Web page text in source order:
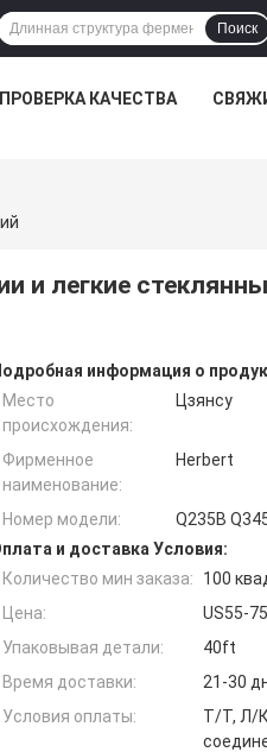
Поиск
ПРОВЕРКА КАЧЕСТВА
и легкие
информация о
Место
происхождения:
Цзянсу
Фирменное
наименование:
Herbert
Номер модели:
Q235B
и доставка Условия:
Количество мин заказа:
100
Цена:
US55-
Упаковывая детали:
40ft
Время доставки:
21-30
Условия оплаты:
Т/Т, Л/